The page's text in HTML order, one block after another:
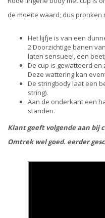
de moeite waard; dus pronken
Het lijfje is van een
2 Doorzichtige banen
laten sensueel, een
De cup is gewatteerd
Deze wattering kan
De stringbody laat een
string).
Aan de onderkant een
standen.
Klant geeft volgende aan bij
Omtrek wel goed. eerder